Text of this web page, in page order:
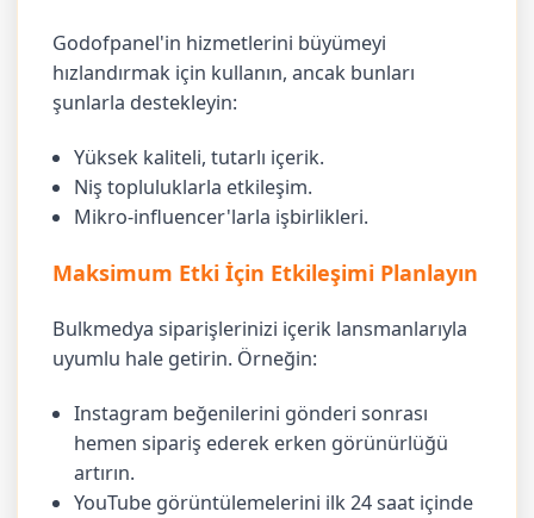
Godofpanel'in hizmetlerini büyümeyi
hızlandırmak için kullanın, ancak bunları
şunlarla destekleyin:
Yüksek kaliteli, tutarlı içerik.
Niş topluluklarla etkileşim.
Mikro-influencer'larla işbirlikleri.
Maksimum Etki İçin Etkileşimi Planlayın
Bulkmedya siparişlerinizi içerik lansmanlarıyla
uyumlu hale getirin. Örneğin:
Instagram beğenilerini gönderi sonrası
hemen sipariş ederek erken görünürlüğü
artırın.
YouTube görüntülemelerini ilk 24 saat içinde